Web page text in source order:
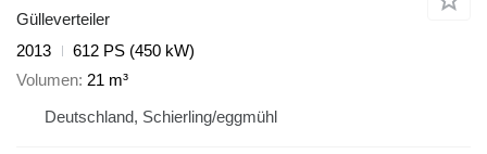
Gülleverteiler
2013
612 PS (450 kW)
Volumen 21 m³
Deutschland, Schierling/eggmühl